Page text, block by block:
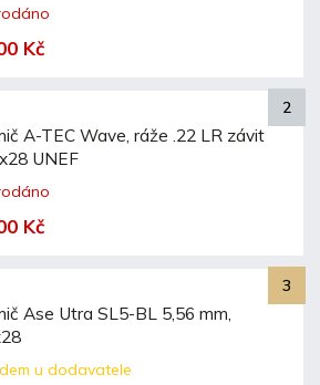
Kč
A-TEC Wave, ráže .22 LR závit
UNEF
Kč
Ase Utra SL5-BL 5,56 mm,
u dodavatele